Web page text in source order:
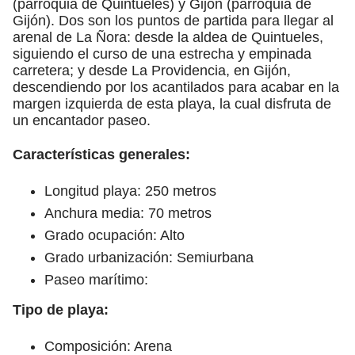
(parroquia de Quintueles) y Gijón (parroquia de
Gijón). Dos son los puntos de partida para llegar al
arenal de La Ñora: desde la aldea de Quintueles,
siguiendo el curso de una estrecha y empinada
carretera; y desde La Providencia, en Gijón,
descendiendo por los acantilados para acabar en la
margen izquierda de esta playa, la cual disfruta de
un encantador paseo.
Características generales:
Longitud playa: 250 metros
Anchura media: 70 metros
Grado ocupación: Alto
Grado urbanización: Semiurbana
Paseo marítimo:
Tipo de playa:
Composición: Arena